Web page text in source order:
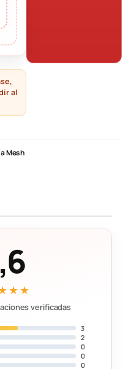
al
Mesh
verificadas
3
2
0
0
0